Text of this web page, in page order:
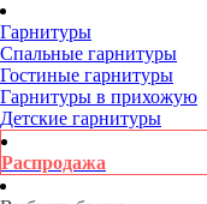
Гарнитуры
Спальные гарнитуры
Гостиные гарнитуры
Гарнитуры в прихожую
Детские гарнитуры
Распродажа